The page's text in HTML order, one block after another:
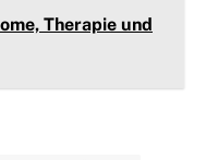
Therapie und